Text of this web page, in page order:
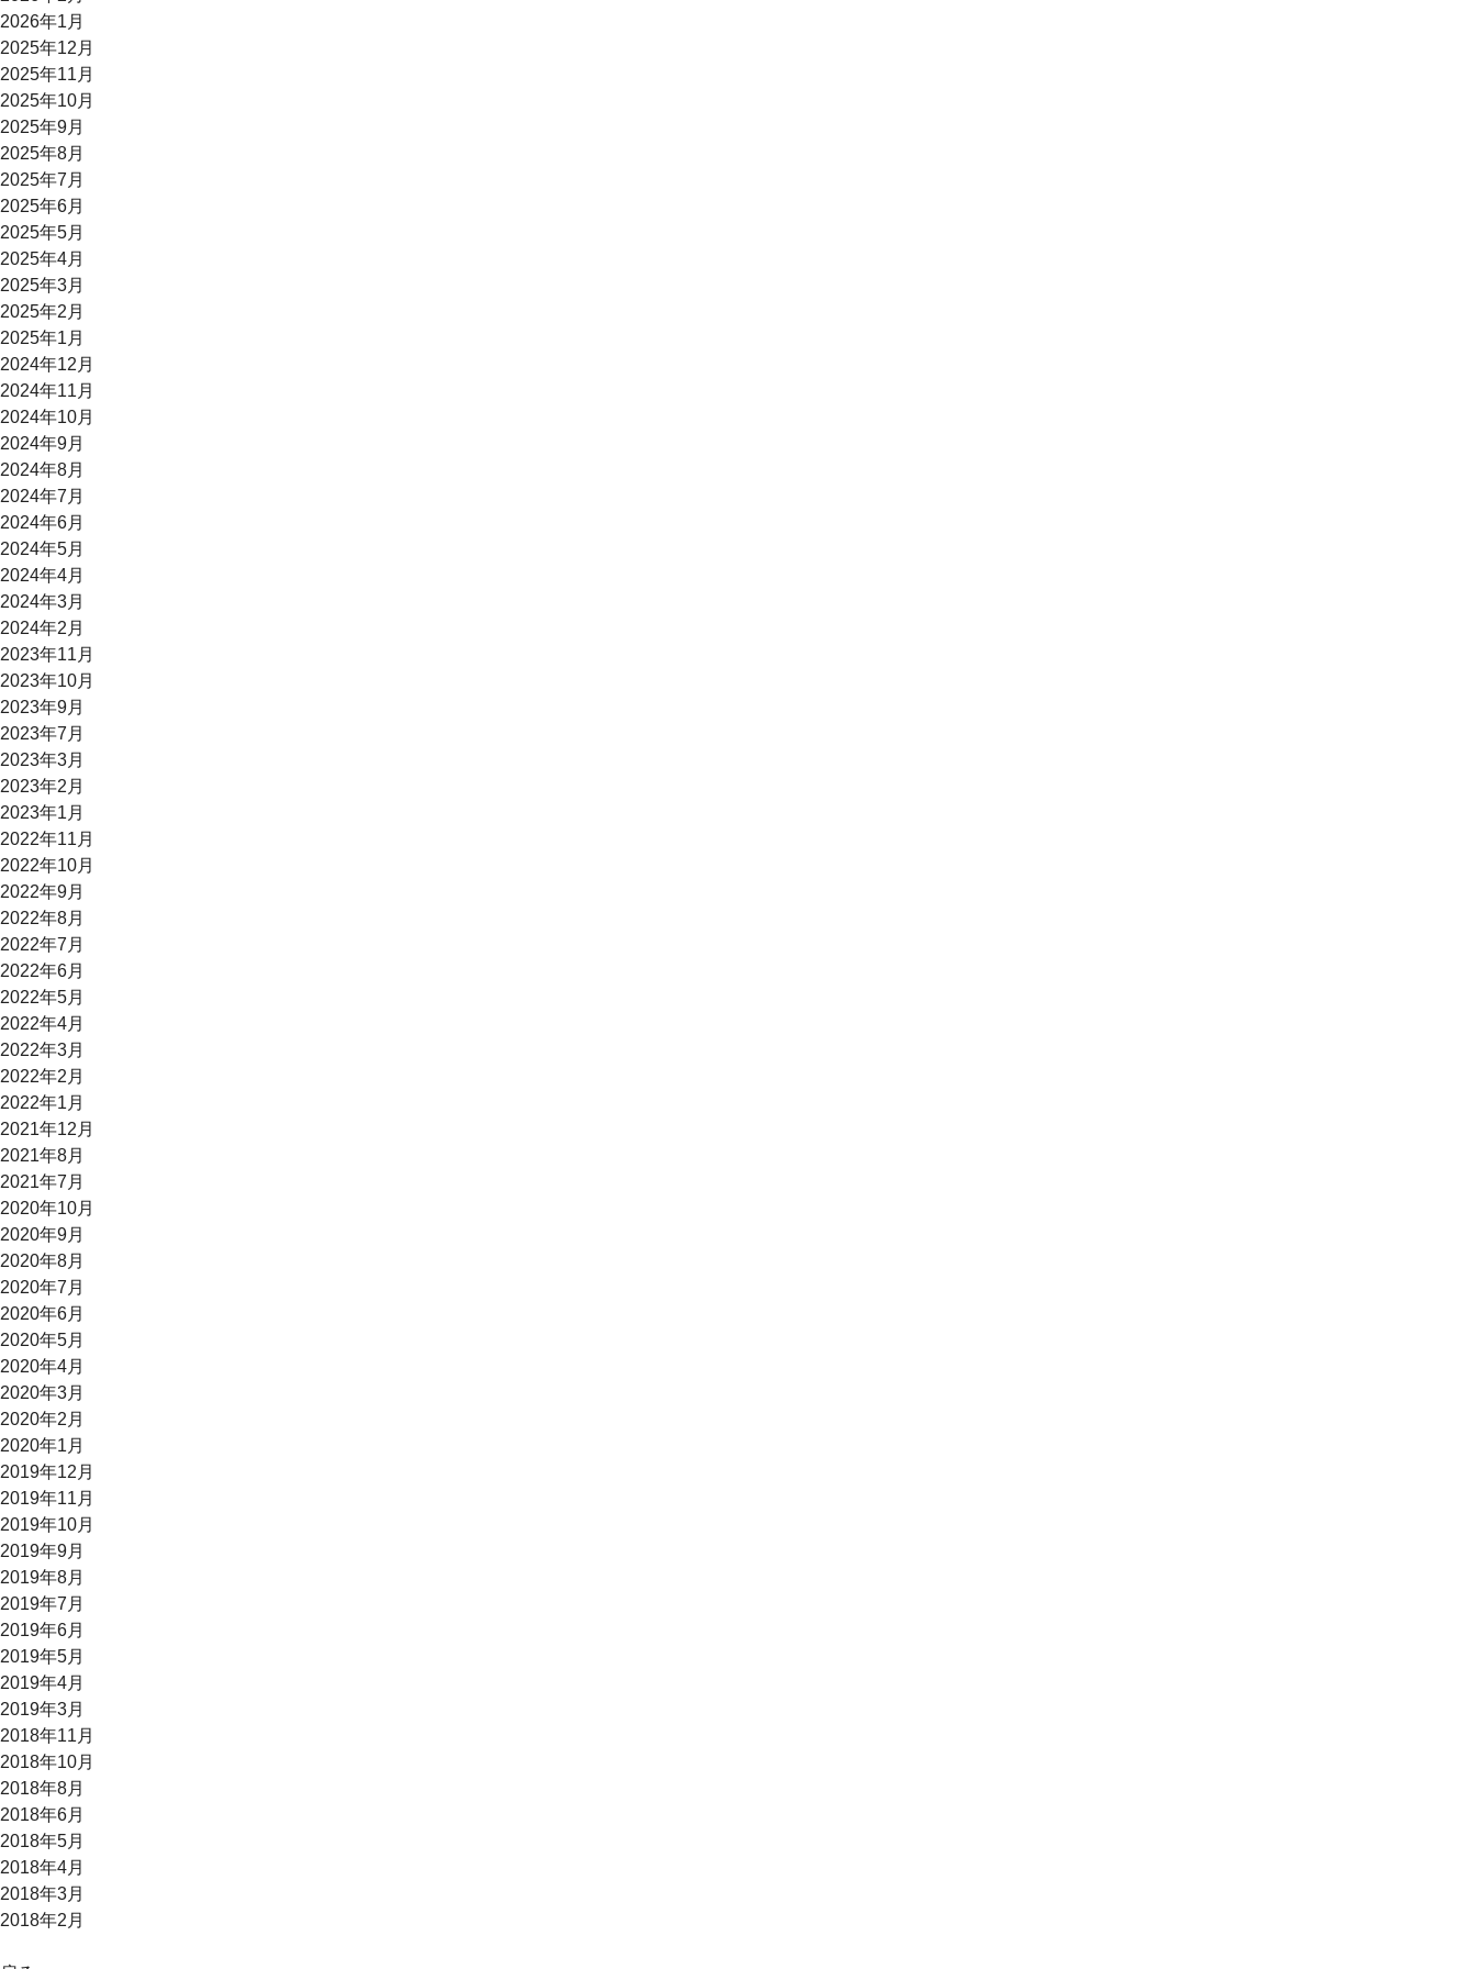
2026年1月
2025年12月
2025年11月
2025年10月
2025年9月
2025年8月
2025年7月
2025年6月
2025年5月
2025年4月
2025年3月
2025年2月
2025年1月
2024年12月
2024年11月
2024年10月
2024年9月
2024年8月
2024年7月
2024年6月
2024年5月
2024年4月
2024年3月
2024年2月
2023年11月
2023年10月
2023年9月
2023年7月
2023年3月
2023年2月
2023年1月
2022年11月
2022年10月
2022年9月
2022年8月
2022年7月
2022年6月
2022年5月
2022年4月
2022年3月
2022年2月
2022年1月
2021年12月
2021年8月
2021年7月
2020年10月
2020年9月
2020年8月
2020年7月
2020年6月
2020年5月
2020年4月
2020年3月
2020年2月
2020年1月
2019年12月
2019年11月
2019年10月
2019年9月
2019年8月
2019年7月
2019年6月
2019年5月
2019年4月
2019年3月
2018年11月
2018年10月
2018年8月
2018年6月
2018年5月
2018年4月
2018年3月
2018年2月